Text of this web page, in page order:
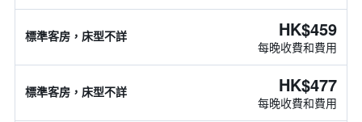
標準客房，床型不詳 HK$459
每晚收費和費用
標準客房，床型不詳 HK$477
每晚收費和費用